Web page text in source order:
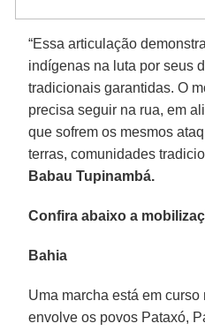
“Essa articulação
indígenas na luta por seus
tradicionais garantidas. O
precisa seguir na rua, em
que sofrem os mesmos
terras, comunidades
Babau Tupinambá.
Confira abaixo a
Bahia
Uma marcha está em
envolve os povos Pataxó,